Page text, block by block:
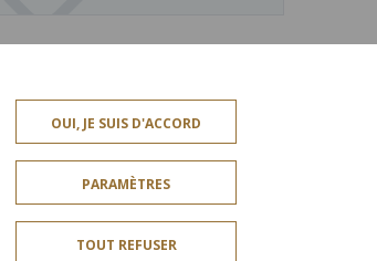
CRÉDITS
MENTIONS LÉGALES
OUI, JE SUIS D'ACCORD
PARAMÈTRES
TOUT REFUSER